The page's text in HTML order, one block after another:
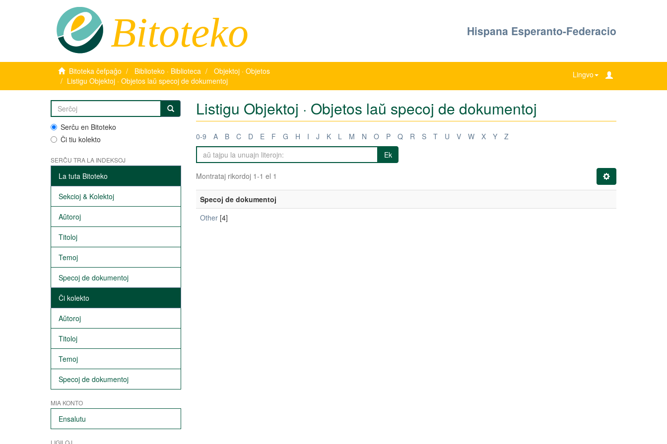
Bitoteko Hispana Esperanto-Federacio
Bitoteka ĉefpaĝo Biblioteko · Biblioteca
Objektoj · Objetos
Listigu Objektoj · Objetos laŭ specoj de dokumentoj
Lingvo
Serĉu en Bitoteko
Ĉi tiu kolekto
SERĈU TRA LA INDEKSOJ
La tuta Bitoteko
Sekcioj & Kolektoj
Aŭtoroj
Titoloj
Temoj
Specoj de dokumentoj
Ĉi kolekto
Aŭtoroj
Titoloj
Temoj
Specoj de dokumentoj
MIA KONTO
Ensalutu
LIGILOJ
Listigu Objektoj · Objetos laŭ specoj de dokumentoj
0-9 A B C D E F G H I J K L M N O P Q R S T U V W X Y
Z
Ek
Montrataj rikordoj 1-1 el 1
Specoj de dokumentoj
Other[4]